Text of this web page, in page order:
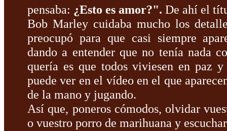
pensaba: ¿Esto es amor?". De ahí el
Bob Marley cuidaba mucho los
preocupó para que casi siempre
dando a entender que no tenía nada
quería es que todos viviesen en paz
puede ver en el vídeo en el que
de la mano y jugando.
Así que, poneros cómodos, olvidar
o vuestro porro de marihuana y